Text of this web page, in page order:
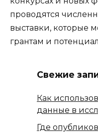
проводятся
выставки, которые
грантам и
Свежие
Как
данные в
Где